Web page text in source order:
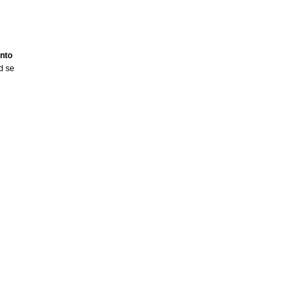
se